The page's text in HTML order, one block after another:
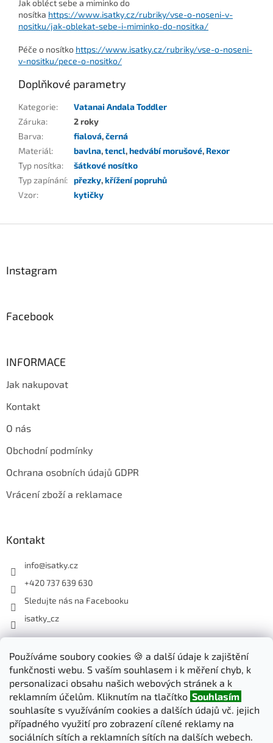
Používáme soubory cookies 🍪 a další údaje k zajištění
funkčnosti webu. S vaším souhlasem i k měření chyb, k
personalizaci obsahu našich webových stránek a k
reklamním účelům. Kliknutím na tlačítko Souhlasím
souhlasíte s využíváním cookies a dalších údajů vč. jejich
případného využití pro zobrazení cílené reklamy na
sociálních sítích a reklamních sítích na dalších webech.
Jak obléct sebe a miminko do
nosítka https://www.isatky.cz/rubriky/vse-o-noseni-v-
nositku/jak-oblekat-sebe-i-miminko-do-nositka/
Péče o nosítko https://www.isatky.cz/rubriky/vse-o-noseni-
v-nositku/pece-o-nositko/
Doplňkové parametry
Kategorie:
Vatanai Andala Toddler
Záruka:
2 roky
Barva: fialová,černá
Materiál: bavlna,tencl,hedvábí morušové, Rexor
Typ nosítka:
šátkové nosítko
Typ zapínání: přezky,křížení popruhů
Vzor: kytičky
Instagram
Facebook
INFORMACE
Jak nakupovat
Kontakt
O nás
Obchodní podmínky
Ochrana osobních údajů GDPR
Vrácení zboží a reklamace
Kontakt
info@isatky.cz
+420 737 639 630
Sledujte nás na Facebooku
isatky_cz
Odebírat newsletter
Vložte svůj e-mail a my vám budeme zasílat informace o nových
produktech na našem e-shopu.
E-mail